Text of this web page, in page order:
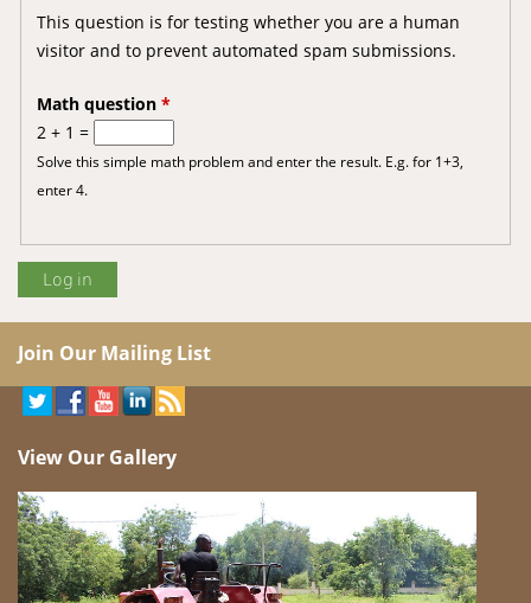
This question is for testing whether you are a human
visitor and to prevent automated spam submissions.
Math question *
2 + 1 =
Solve this simple math problem and enter the result. E.g. for 1+3,
enter 4.
Join Our Mailing List
View Our Gallery